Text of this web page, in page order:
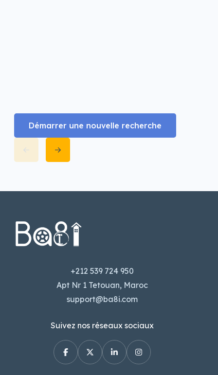
Démarrer une nouvelle recherche
+212 539 724 950
Apt Nr 1 Tetouan, Maroc
support@ba8i.com
Suivez nos réseaux sociaux